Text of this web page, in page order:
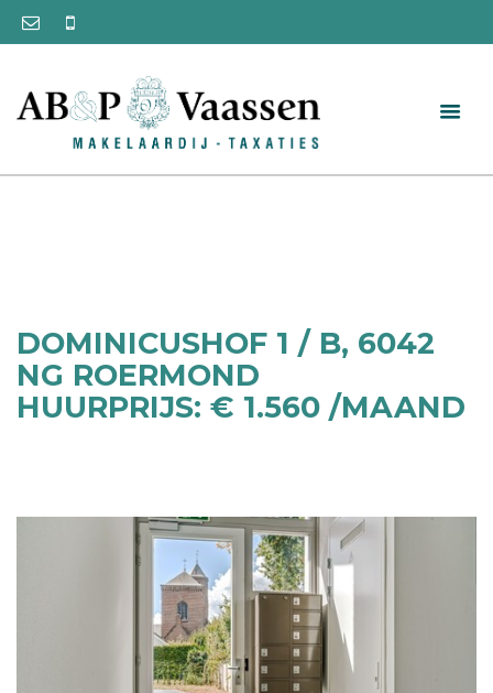
DOMINICUSHOF 1 / B, 6042
NG ROERMOND
HUURPRIJS: € 1.560 /MAAND